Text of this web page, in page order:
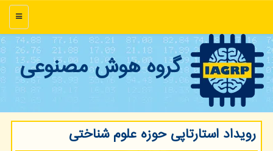
منو
گروه هوش مصنوعی
رویداد استارتاپی حوزه علوم شناختی